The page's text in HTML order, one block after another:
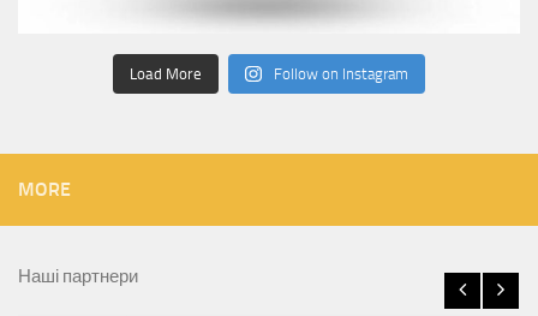
Load More Follow on Instagram
MORE
Наші партнери